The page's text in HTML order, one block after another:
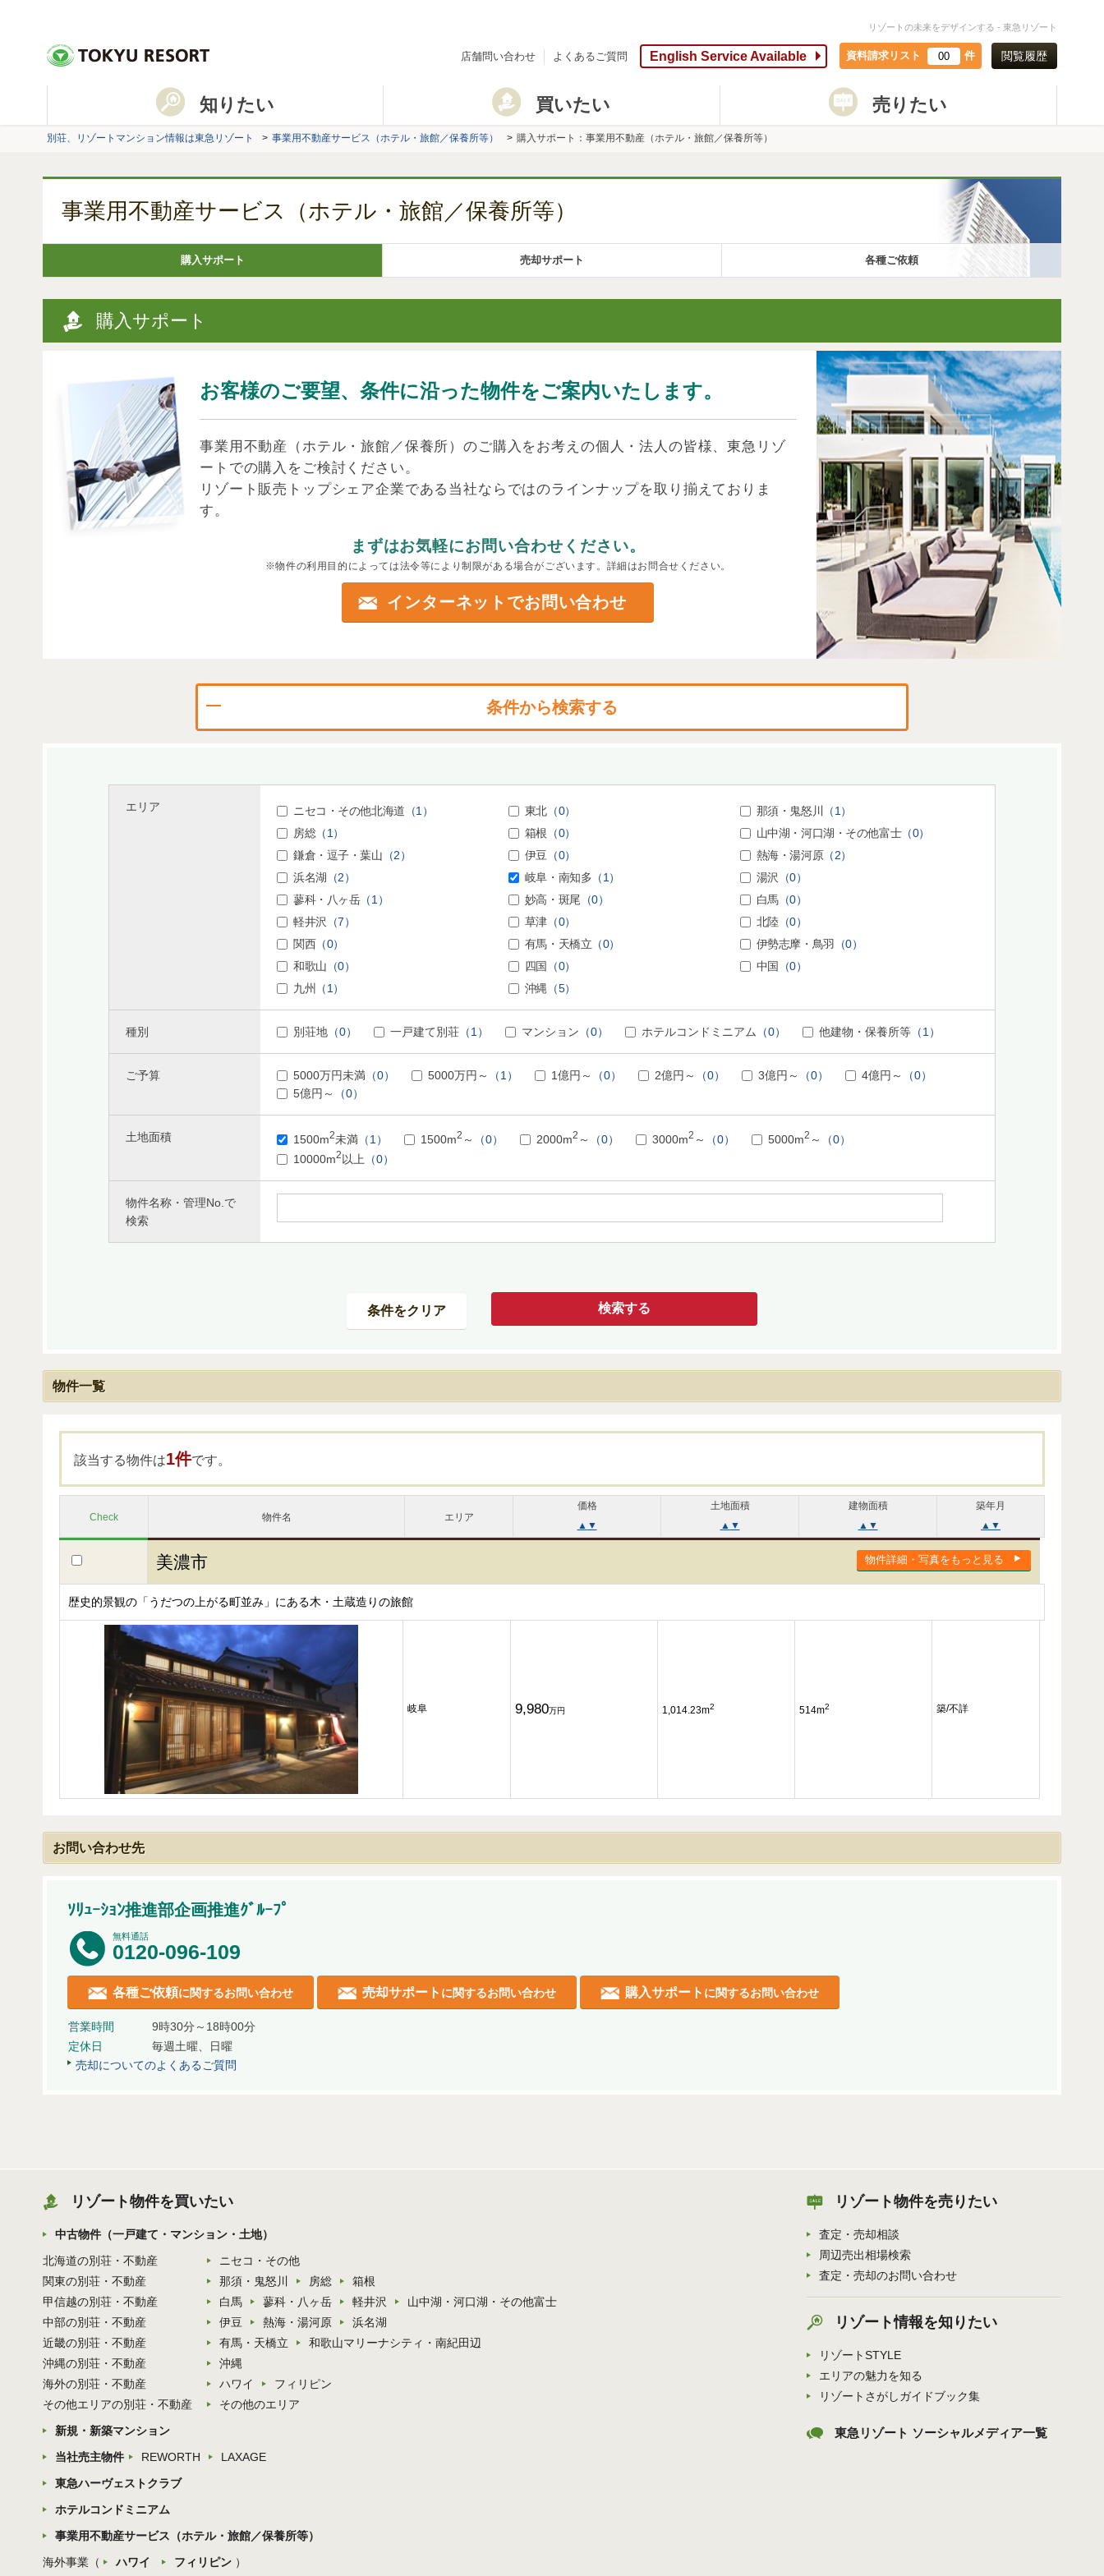
リゾートの未来をデザインする - 東急リゾート
店舗問い合わせ よくあるご質問 English Service Available 資料請求リスト 00 件 閲覧履歴
知りたい 買いたい 売りたい
別荘、リゾートマンション情報は東急リゾート 事業用不動産サービス（ホテル・旅館／保養所等） 購入サポート：事業用不動産（ホテル・旅館／保養所等）
事業用不動産サービス（ホテル・旅館／保養所等）
購入サポート 売却サポート 各種ご依頼
購入サポート
お客様のご要望、条件に沿った物件をご案内いたします。
事業用不動産（ホテル・旅館／保養所）のご購入をお考えの個人・法人の皆様、東急リゾ
ートでの購入をご検討ください。
リゾート販売トップシェア企業である当社ならではのラインナップを取り揃えておりま
す。
まずはお気軽にお問い合わせください。
※物件の利用目的によっては法令等により制限がある場合がございます。詳細はお問合せください。
インターネットでお問い合わせ
条件から検索する
エリア ニセコ・その他北海道 （1） 東北（0） 那須・鬼怒川
（1）
房総（1） 箱根 （0） 山中湖・河口湖・その他富士（0）
鎌倉・逗子・葉山 （2） 伊豆 （0） 熱海・湯河原（2）
浜名湖 （2） 岐阜・南知多 （1） 湯沢
（0）
蓼科・八ヶ岳（1） 妙高・斑尾 （0） 白馬（0）
軽井沢
（7） 草津（0） 北陸（0）
関西（0） 有馬・天橋立 （0） 伊勢志摩・鳥羽
（0）
和歌山 （0） 四国 （0） 中国
（0）
九州
（1） 沖縄 （5）
種別 別荘地 （0） 一戸建て別荘 （1） マンション （0） ホテルコンドミニアム （0） 他建物・保養所等 （1）
ご予算 5000万円未満 （0） 5000万円～ （1） 1億円～ （0） 2億円～ （0） 3億円～ （0） 4億円～
（0）
5億円～
（0）
土地面積 1500m2未満 （1） 1500m2 ～ （0） 2000m2 ～ （0） 3000m2 ～ （0） 5000m2 ～
（0）
10000m2 以上 （0）
物件名称・管理No.で
検索
物件一覧
該当する物件は1件です。
Check 物件名 エリア
価格 土地面積 建物面積
築年月
▲ ▼ ▲ ▼ ▲ ▼ ▲ ▼
物件詳細・写真をもっと見る
美濃市
歴史的景観の「うだつの上がる町並み」にある木・土蔵造りの旅館
岐阜 9,980万円 1,014.23m2 514m2 築/不詳
お問い合わせ先
ｿﾘｭｰｼｮﾝ推進部企画推進ｸﾞﾙｰﾌﾟ
無料通話
0120-096-109
各種ご依頼に関するお問い合わせ 売却サポート に関するお問い合わせ 購入サポート に関するお問い合わせ
営業時間
9時30分～18時00分
定休日
毎週土曜、日曜
売却についてのよくあるご質問
リゾート物件を買いたい
中古物件（一戸建て・マンション・土地）
北海道の別荘・不動産
ニセコ・その他
関東の別荘・不動産
那須・鬼怒川 房総
箱根
甲信越の別荘・不動産
白馬 蓼科・八ヶ岳 軽井沢
山中湖・河口湖・その他富士
中部の別荘・不動産
伊豆 熱海・湯河原
浜名湖
近畿の別荘・不動産
有馬・天橋立
和歌山マリーナシティ・南紀田辺
沖縄の別荘・不動産
沖縄
海外の別荘・不動産
ハワイ
フィリピン
その他エリアの別荘・不動産
その他のエリア
新規・新築マンション
当社売主物件
REWORTH
LAXAGE
東急ハーヴェストクラブ
ホテルコンドミニアム
事業用不動産サービス（ホテル・旅館／保養所等）
海外事業（
ハワイ フィリピン ）
リゾート物件を売りたい
査定・売却相談
周辺売出相場検索
査定・売却のお問い合わせ
リゾート情報を知りたい
リゾートSTYLE
エリアの魅力を知る
リゾートさがしガイドブック集
東急リゾート ソーシャルメディア一覧